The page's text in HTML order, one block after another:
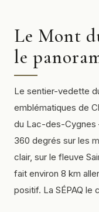
Le Mont
le
Le sentier-vedette
emblématiques de
du Lac-des-
360 degrés sur les
clair, sur le fleuve
fait environ 8 km
positif. La SÉPAQ le